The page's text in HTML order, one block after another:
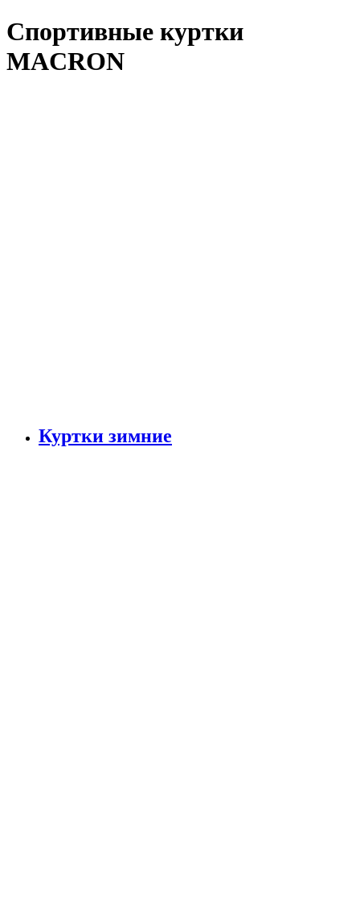
Спортивные куртки
MACRON
Куртки зимние